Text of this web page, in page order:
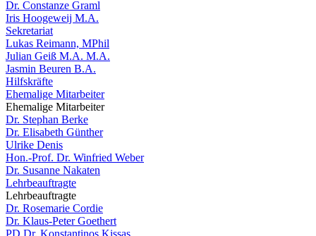
Dr. Constanze Graml
Iris Hoogeweij M.A.
Sekretariat
Lukas Reimann, MPhil
Julian Geiß M.A. M.A.
Jasmin Beuren B.A.
Hilfskräfte
Ehemalige Mitarbeiter
Ehemalige Mitarbeiter
Dr. Stephan Berke
Dr. Elisabeth Günther
Ulrike Denis
Hon.-Prof. Dr. Winfried Weber
Dr. Susanne Nakaten
Lehrbeauftragte
Lehrbeauftragte
Dr. Rosemarie Cordie
Dr. Klaus-Peter Goethert
PD Dr. Konstantinos Kissas